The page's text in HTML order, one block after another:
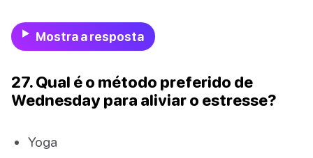
Mostra a resposta
27. Qual é o método preferido de
Wednesday para aliviar o estresse?
Yoga